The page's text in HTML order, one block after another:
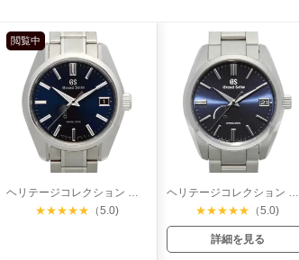
閲覧中
ヘリテージコレクション スプリングドライブ マスターショップ限定
★★★★★ （5.0)
ヘリテージコレクション スプリングドライブ
★★★★★ （5.0)
詳細を見る